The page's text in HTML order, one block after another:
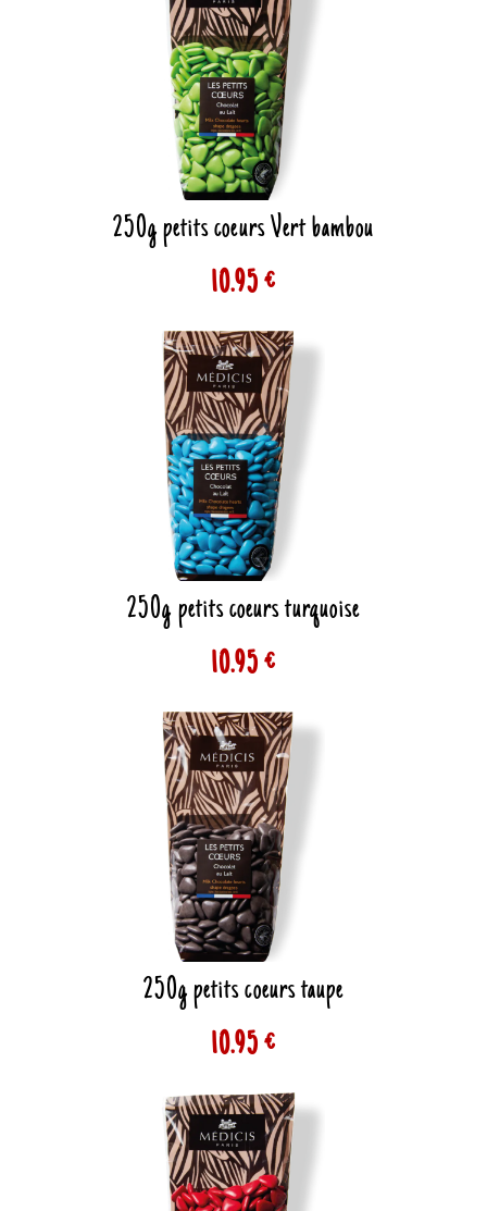
250g petits coeurs Vert bambou
10.95 €
250g petits coeurs turquoise
10.95 €
250g petits coeurs taupe
10.95 €